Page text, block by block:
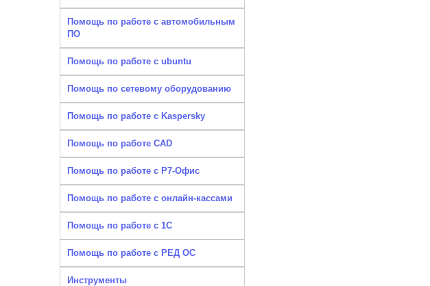
Помощь по работе с автомобильным
ПО
Помощь по работе с ubuntu
Помощь по сетевому оборудованию
Помощь по работе с Kaspersky
Помощь по работе CAD
Помощь по работе с Р7-Офис
Помощь по работе с онлайн-кассами
Помощь по работе с 1С
Помощь по работе с РЕД ОС
Инструменты